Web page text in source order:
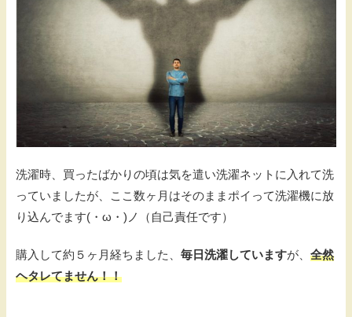
洗濯時、買ったばかりの頃は気を遣い洗濯ネットに入れて洗
っていましたが、ここ数ヶ月はそのままポイって洗濯機に放
り込んでます(・ω・)ノ（自己責任です）
購入して約５ヶ月経ちました、 毎日洗濯していますが、 全然
ヘタレてません！！